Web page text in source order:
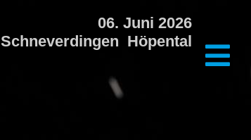
06. Juni 2026
Schneverdingen Höpental